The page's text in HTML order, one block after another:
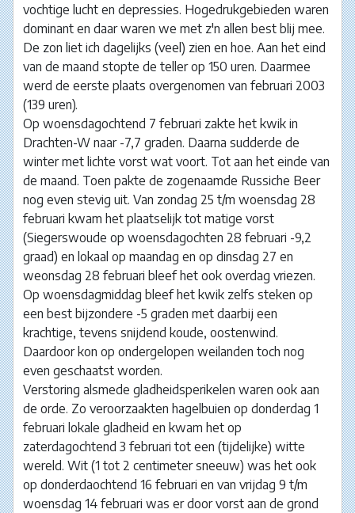
vochtige lucht en depressies. Hogedrukgebieden waren
dominant en daar waren we met z'n allen best blij mee.
De zon liet ich dagelijks (veel) zien en hoe. Aan het eind
van de maand stopte de teller op 150 uren. Daarmee
werd de eerste plaats overgenomen van februari 2003
(139 uren).
Op woensdagochtend 7 februari zakte het kwik in
Drachten-W naar -7,7 graden. Daarna sudderde de
winter met lichte vorst wat voort. Tot aan het einde van
de maand. Toen pakte de zogenaamde Russiche Beer
nog even stevig uit. Van zondag 25 t/m woensdag 28
februari kwam het plaatselijk tot matige vorst
(Siegerswoude op woensdagochten 28 februari -9,2
graad) en lokaal op maandag en op dinsdag 27 en
weonsdag 28 februari bleef het ook overdag vriezen.
Op woensdagmiddag bleef het kwik zelfs steken op
een best bijzondere -5 graden met daarbij een
krachtige, tevens snijdend koude, oostenwind.
Daardoor kon op ondergelopen weilanden toch nog
even geschaatst worden.
Verstoring alsmede gladheidsperikelen waren ook aan
de orde. Zo veroorzaakten hagelbuien op donderdag 1
februari lokale gladheid en kwam het op
zaterdagochtend 3 februari tot een (tijdelijke) witte
wereld. Wit (1 tot 2 centimeter sneeuw) was het ook
op donderdaochtend 16 februari en van vrijdag 9 t/m
woensdag 14 februari was er door vorst aan de grond